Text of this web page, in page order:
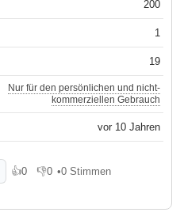
200
1
19
Nur für den persönlichen und nicht-
kommerziellen Gebrauch
vor 10 Jahren
👍0
Gefällt mir
👎0
Gefällt mir nicht
•0 Stimmen